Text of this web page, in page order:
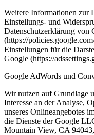
Weitere Informationen zur
Einstellungs- und
Datenschutzerklärung von
(https://
Einstellungen für die
Google (https://
Google AdWords und
Wir nutzen auf Grundlage
Interesse an der Analyse,
unseres Onlineangebotes
die Dienste der Google
Mountain View, CA